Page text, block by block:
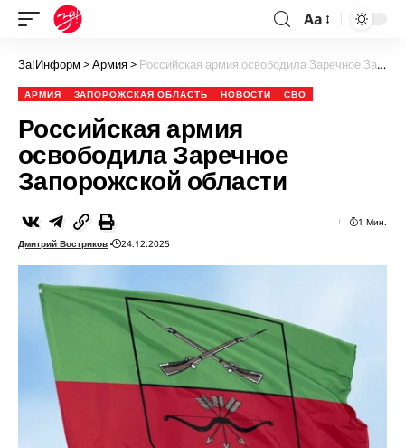
Aa
За!Информ >Армия> Российская армия освободила Заречное Запорожской области
АРМИЯ ЗАПОРОЖСКАЯ ОБЛАСТЬ НОВОСТИ СВО
Российская армия
освободила Заречное
Запорожской области
Дмитрий Востриков 24.12.2025
1 Мин.